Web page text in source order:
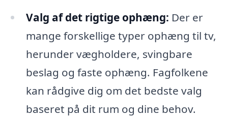
Valg af det rigtige ophæng: Der er
mange forskellige typer ophæng til tv,
herunder vægholdere, svingbare
beslag og faste ophæng. Fagfolkene
kan rådgive dig om det bedste valg
baseret på dit rum og dine behov.